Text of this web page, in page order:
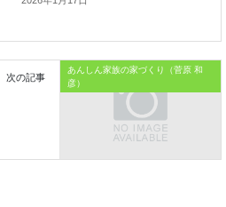
をする」
あんしん家族の家づくり（菅原 和
彦）